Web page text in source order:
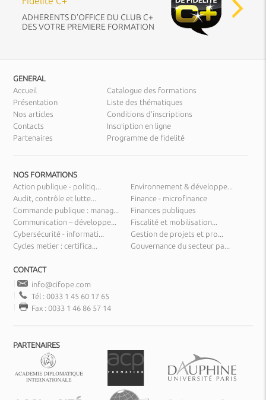
ADHERENTS D’OFFICE DU CLUB C+
DES VOTRE PREMIERE FORMATION
GENERAL
Accueil
Présentation
Nos articles
Contacts
Partenaires
Catalogue des formations
Liste des thématiques
Conditions d’inscriptions
Inscription en ligne
Programme de fidelité
NOS FORMATIONS
Action publique - politiq...
Audit, contrôle et lutte...
Commande publique : manag...
Communication – développe...
Cybersécurité - informati...
Cycles metier : certifica...
Environnement & développe...
Finance - microfinance
Finances publiques
Fiscalité et mobilisation...
Gestion de projets et pro...
Gouvernance du secteur pa...
CONTACT
info@cifope.com
Tél : 0033 1 45 60 17 65
Fax : 0033 1 46 86 57 14
PARTENAIRES